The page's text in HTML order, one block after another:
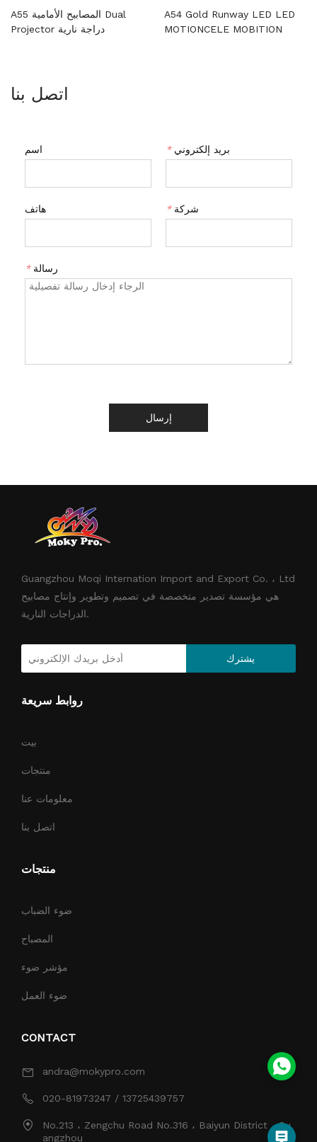
A55 المصابيح الأمامية Dual
Projector دراجة نارية
A54 Gold Runway LED LED
MOTIONCELE MOBITION
اتصل بنا
اسم * بريد إلكتروني
هاتف * شركة
* رسالة
إرسال
Guangzhou Moqi Internation Import and Export Co. ، Ltd
هي مؤسسة تصدير متخصصة في تصميم وتطوير وإنتاج مصابيح
الدراجات النارية.
يشترك
روابط سريعة
بيت
منتجات
معلومات عنا
اتصل بنا
منتجات
ضوء الضباب
المصباح
مؤشر ضوء
ضوء العمل
CONTACT
andra@mokypro.com
020-81973247 / 13725439757
No.213 ، Zengchu Road No.316 ، Baiyun District ، Gu
angzhou